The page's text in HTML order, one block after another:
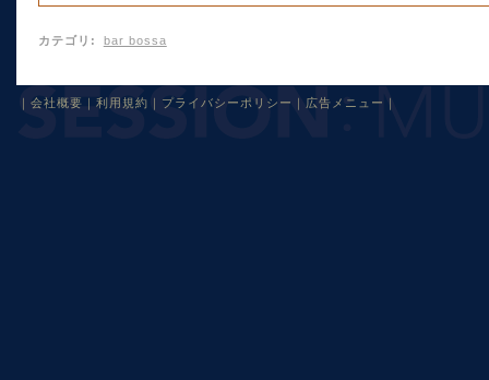
カテゴリ : bar bossa
会社概要 利用規約 プライバシーポリシー 広告メニュー